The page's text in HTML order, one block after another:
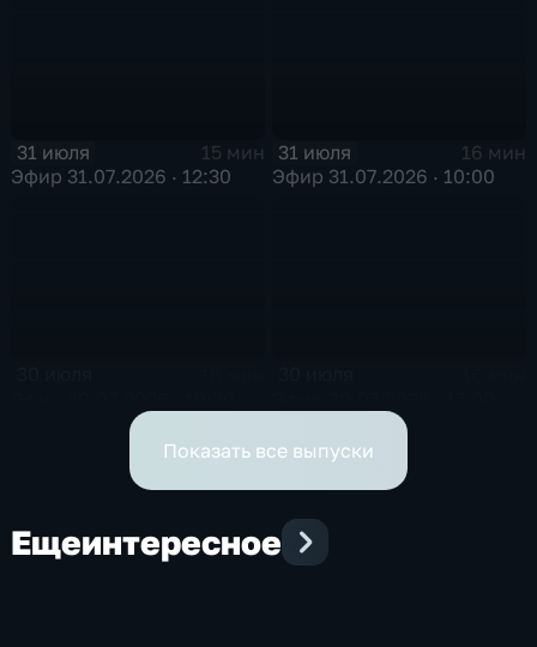
31 июля
15 мин
Эфир 31.07.2026 · 12:30
31 июля
16 мин
Эфир 31.07.2026 · 10:00
Показать все выпуски
Ещеинтересное